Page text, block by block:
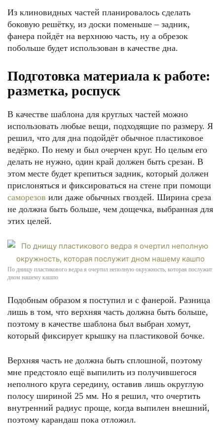
Из клиновидных частей планировалось сделать
боковую решётку, из доски поменьше – задник,
фанера пойдёт на верхнюю часть, ну а обрезок
побольше будет использован в качестве дна.
Подготовка материала к работе:
разметка, роспуск
В качестве шаблона для круглых частей можно
использовать любые вещи, подходящие по размеру. Я
решил, что для дна подойдёт обычное пластиковое
ведёрко. По нему и был очерчен круг. Но целым его
делать не нужно, один край должен быть срезан. В
этом месте будет крепиться задник, который должен
прислоняться и фиксироваться на стене при помощи
саморезов или даже обычных гвоздей. Ширина среза
не должна быть больше, чем дощечка, выбранная для
этих целей.
По днищу пластикового ведра я очертил неполную окружность, которая послужит
дном нашему кашпо
Подобным образом я поступил и с фанерой. Разница
лишь в том, что верхняя часть должна быть больше,
поэтому в качестве шаблона был выбран хомут,
который фиксирует крышку на пластиковой бочке.
Верхняя часть не должна быть сплошной, поэтому
мне предстояло ещё выпилить из получившегося
неполного круга середину, оставив лишь округлую
полосу шириной 25 мм. Но я решил, что очертить
внутренний радиус проще, когда выпилен внешний,
поэтому карандаш пока отложил.